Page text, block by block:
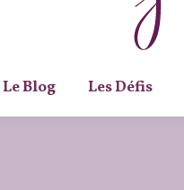
Le Blog Les Défis